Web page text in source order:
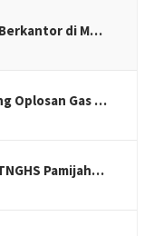
di M…
Oplosan Gas …
Pamijah…